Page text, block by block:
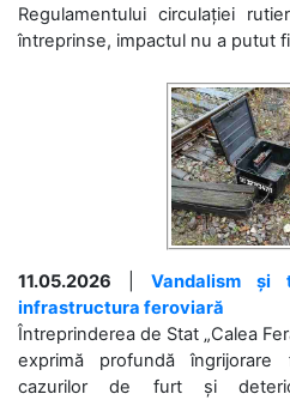
Regulamentului circulației
întreprinse, impactul nu a putut
11.05.2026
Vandalism
infrastructura feroviară
Întreprinderea de Stat „Calea
exprimă profundă
cazurilor de furt și